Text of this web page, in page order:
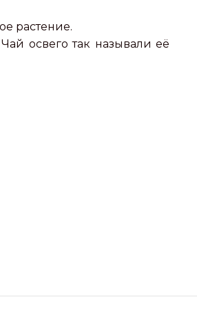
растение.
освего так называли её